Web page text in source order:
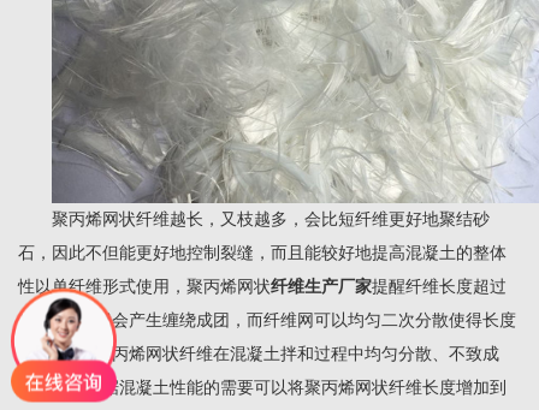
聚丙烯网状纤维越长，又枝越多，会比短纤维更好地聚结砂
石，因此不但能更好地控制裂缝，而且能较好地提高混凝土的整体
性以单纤维形式使用，聚丙烯网状纤维生产厂家提醒纤维长度超过
19mm范围就会产生缠绕成团，而纤维网可以均匀二次分散使得长度
为38mm的聚丙烯网状纤维在混凝土拌和过程中均匀分散、不致成
团，而且根据混凝土性能的需要可以将聚丙烯网状纤维长度增加到